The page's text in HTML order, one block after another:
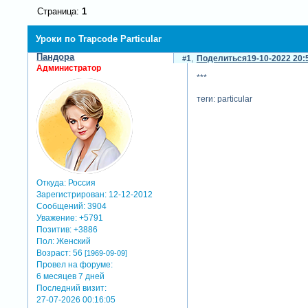
Уроки по Trapcode Particular
Страница: 1
Поделиться
1 19-10-2022
Пандора
Администратор
Откуда: Россия
Зарегистрирован: 12-12-2012
Сообщений: 3904
Уважение: +5791
Позитив: +3886
Пол: Женский
Возраст: 56[1969-09-09]
Провел на форуме:
6 месяцев 7 дней
Последний визит:
27-07-2026 00:16:05
***
теги: particular